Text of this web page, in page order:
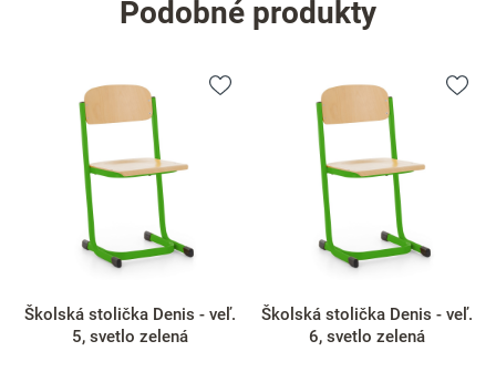
Podobné produkty
Školská stolička Denis - veľ.
5, svetlo zelená
Školská stolička Denis - veľ.
6, svetlo zelená